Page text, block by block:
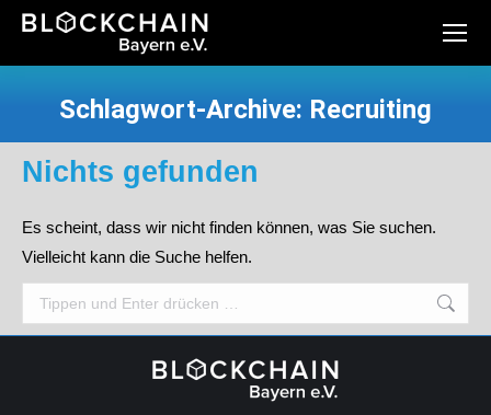
Schlagwort-Archive: Recruiting
Sie befinden sich hier:
Nichts gefunden
Es scheint, dass wir nicht finden können, was Sie suchen.
Vielleicht kann die Suche helfen.
Search: